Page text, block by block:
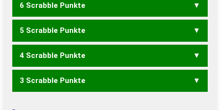
BEERD DERBE
6 Scrabble Punkte
BEDE DERB EBER ERBE
5 Scrabble Punkte
BRD ERB
4 Scrabble Punkte
ERDE REDE
3 Scrabble Punkte